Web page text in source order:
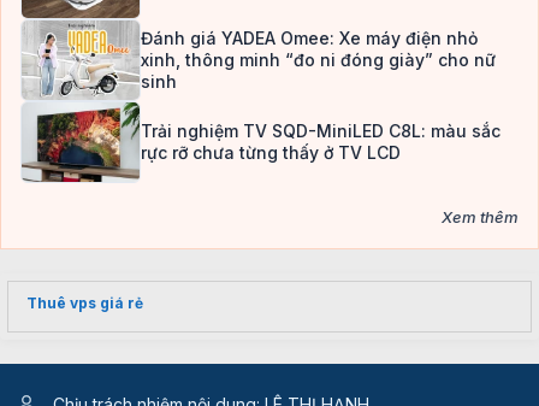
Đánh giá YADEA Omee: Xe máy điện nhỏ
xinh, thông minh “đo ni đóng giày” cho nữ
sinh
Trải nghiệm TV SQD-MiniLED C8L: màu sắc
rực rỡ chưa từng thấy ở TV LCD
Xem thêm
Thuê vps giá rẻ